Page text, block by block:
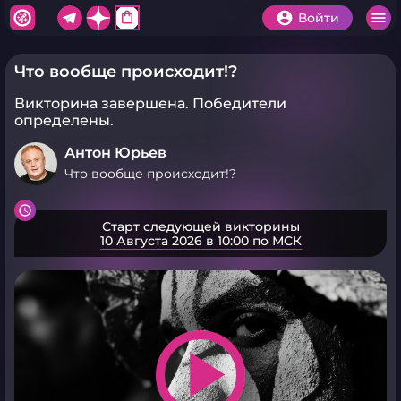
shopping_bag Войти
Что вообще происходит!?
Викторина завершена. Победители
определены.
Антон Юрьев
Что вообще происходит!?
Старт следующей викторины
10 Августа 2026 в 10:00 по МСК
play_arrow